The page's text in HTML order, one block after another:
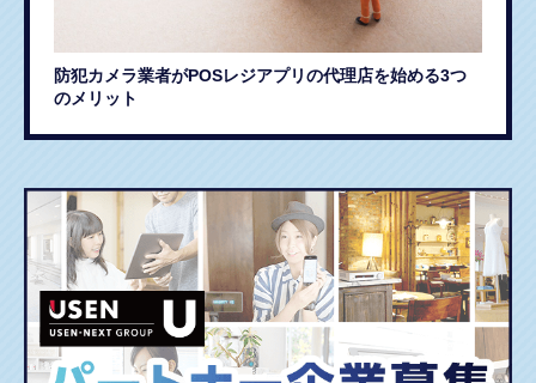
防犯カメラ業者がPOSレジアプリの代理店を始める3つ
のメリット